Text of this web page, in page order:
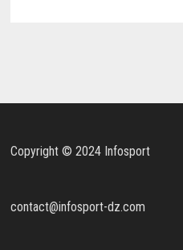
Copyright © 2024 Infosport
contact@infosport-dz.com